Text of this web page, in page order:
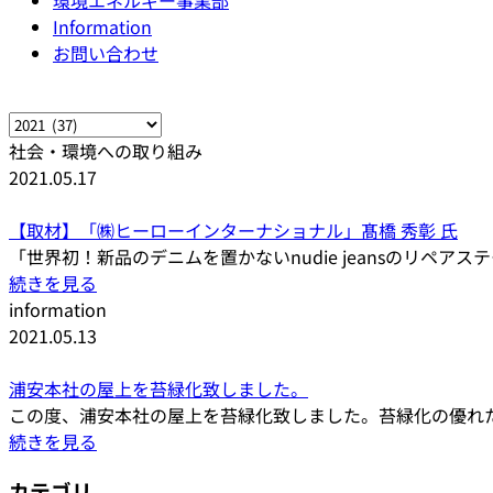
Information
お問い合わせ
社会・環境への取り組み
2021.05.17
【取材】「㈱ヒーローインターナショナル」髙橋 秀彰 氏
「世界初！新品のデニムを置かないnudie jeansのリペアス
続きを見る
information
2021.05.13
浦安本社の屋上を苔緑化致しました。
この度、浦安本社の屋上を苔緑化致しました。苔緑化の優
続きを見る